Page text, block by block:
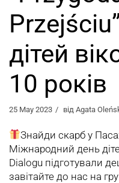
дітей
10 років
25 May 2023 від Agata
Знайди скарб у
Міжнародний день
Dialogu підготували
завітайте до нас на